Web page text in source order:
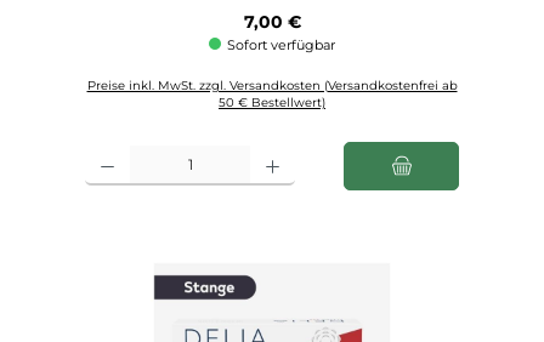
Regulärer Preis:
7,00 €
Sofort verfügbar
Preise inkl. MwSt. zzgl. Versandkosten (Versandkostenfrei ab
50 € Bestellwert)